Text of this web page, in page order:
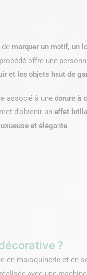
de marquer un motif, un
offre une
et les objets haut de
associé à une dorure à
d’obtenir un effet
et élégante.
?
en maroquinerie et en